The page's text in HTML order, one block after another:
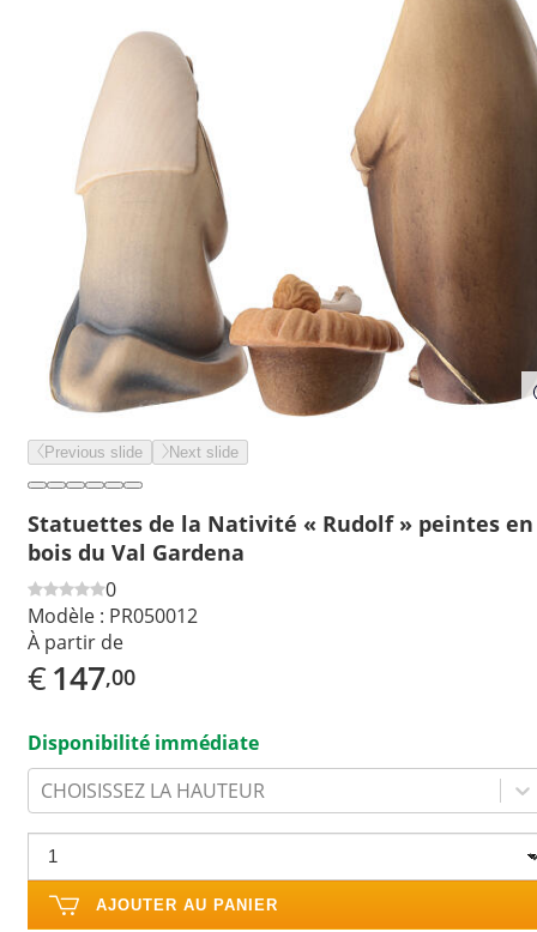
Previous slide Next slide
Statuettes de la Nativité « Rudolf » peintes en
bois du Val Gardena
0
Modèle : PR050012
À partir de
€147,00
Disponibilité immédiate
CHOISISSEZ LA HAUTEUR
AJOUTER AU PANIER